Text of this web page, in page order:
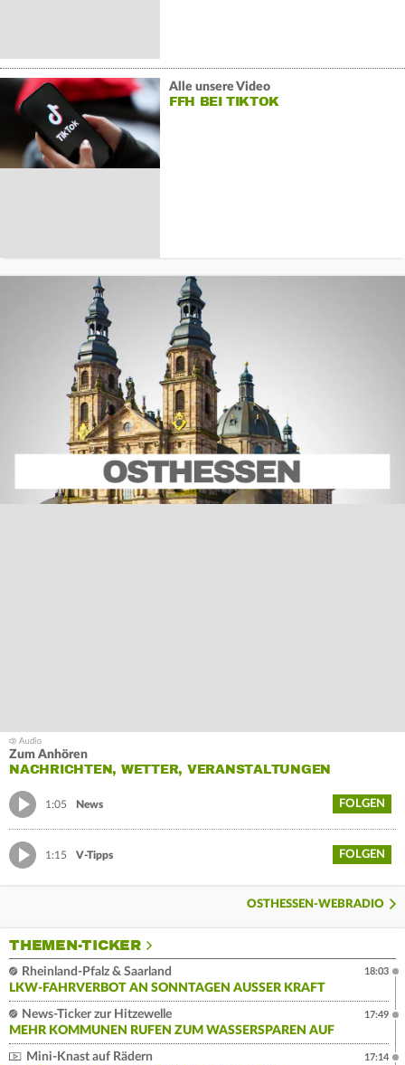
Alle unsere Video
FFH BEI TIKTOK
Zum Anhören
NACHRICHTEN, WETTER, VERANSTALTUNGEN
1:05 News FOLGEN
1:15 V-Tipps FOLGEN
OSTHESSEN-WEBRADIO
THEMEN-TICKER
Rheinland-Pfalz & Saarland
LKW-FAHRVERBOT AN SONNTAGEN AUSSER KRAFT
18:03
News-Ticker zur Hitzewelle
MEHR KOMMUNEN RUFEN ZUM WASSERSPAREN AUF
17:49
Mini-Knast auf Rädern
17:14